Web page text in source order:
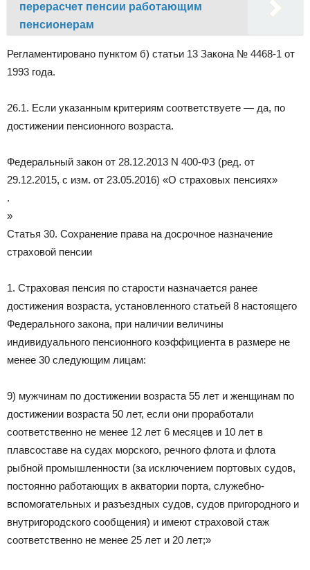
перерасчет пенсии работающим
пенсионерам
Регламентировано пунктом б) статьи 13 Закона № 4468-1 от
1993 года.
26.1. Если указанным критериям соответствуете — да, по
достижении пенсионного возраста.
Федеральный закон от 28.12.2013 N 400-ФЗ (ред. от
29.12.2015, с изм. от 23.05.2016) «О страховых пенсиях»
.
»
Статья 30. Сохранение права на досрочное назначение
страховой пенсии
1. Страховая пенсия по старости назначается ранее
достижения возраста, установленного статьей 8 настоящего
Федерального закона, при наличии величины
индивидуального пенсионного коэффициента в размере не
менее 30 следующим лицам:
9) мужчинам по достижении возраста 55 лет и женщинам по
достижении возраста 50 лет, если они проработали
соответственно не менее 12 лет 6 месяцев и 10 лет в
плавсоставе на судах морского, речного флота и флота
рыбной промышленности (за исключением портовых судов,
постоянно работающих в акватории порта, служебно-
вспомогательных и разъездных судов, судов пригородного и
внутригородского сообщения) и имеют страховой стаж
соответственно не менее 25 лет и 20 лет;»